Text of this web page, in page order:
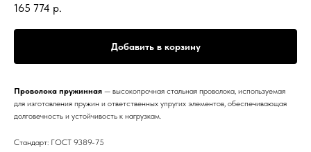
165 774 р.
Добавить в корзину
Проволока пружинная — высокопрочная стальная проволока, используемая
для изготовления пружин и ответственных упругих элементов, обеспечивающая
долговечность и устойчивость к нагрузкам.
Стандарт: ГОСТ 9389-75